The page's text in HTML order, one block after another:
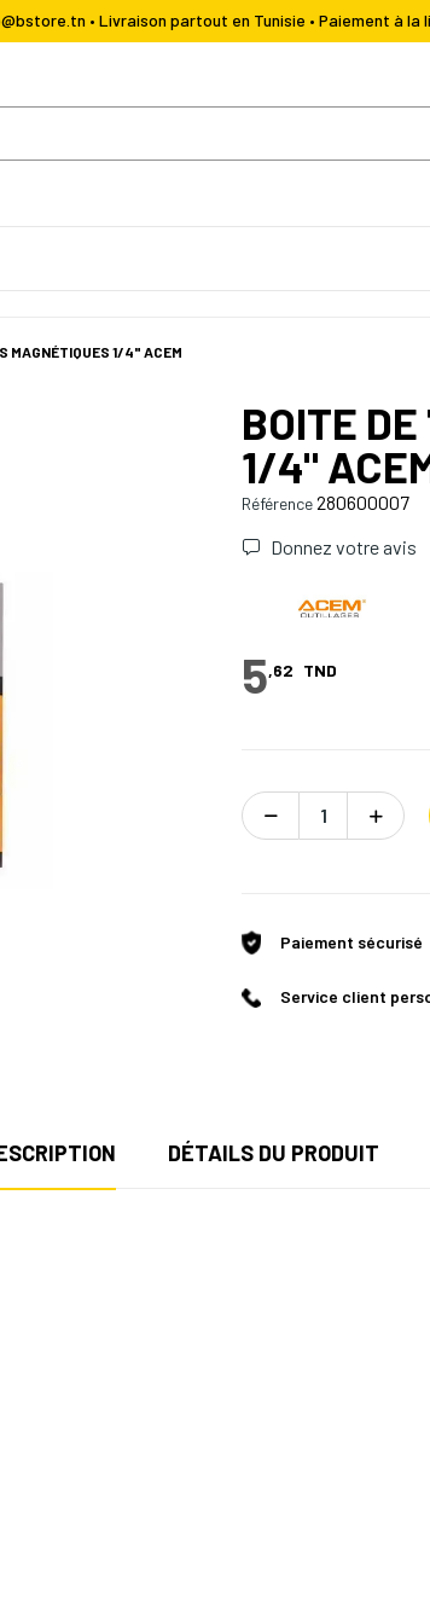
• Livraison partout en Tunisie • Paiement à la
MAGNÉTIQUES 1/4" ACEM
BOITE
1/4"
Référence280600007
Donnez votre avis
5,62 TND
Paiement sécurisé
Service client
DÉTAILS DU PRODUIT